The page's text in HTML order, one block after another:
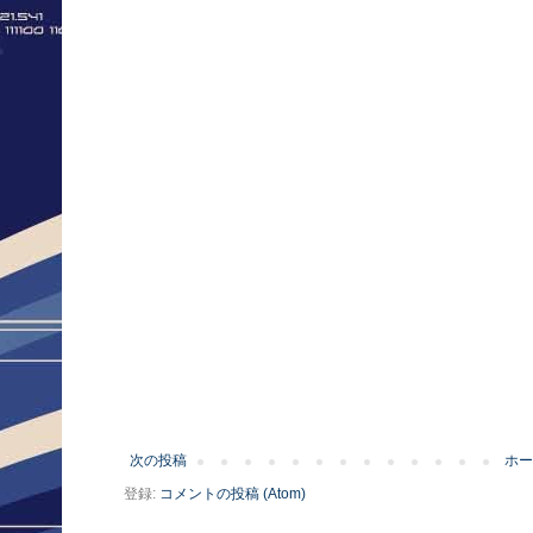
次の投稿
ホ
登録: コメントの投稿 (Atom)